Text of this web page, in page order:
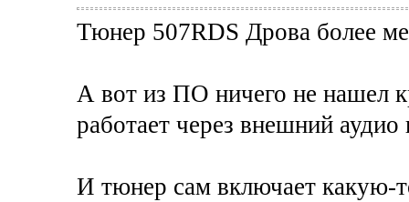
Тюнер 507RDS Дрова более
А вот из ПО ничего не нашел
работает через внешний
И тюнер сам включает какую-